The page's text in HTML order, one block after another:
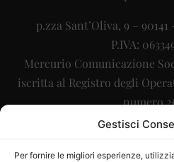
Gestisci
Per fornire le migliori esperienze,
p.zza Sant’Oliva, 9 – 90141
P.IVA:
Mercurio Comunicazione
iscritta al Registro degli
numero
Sito gestito daLa Digitale